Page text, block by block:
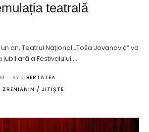
teatrală
an, Teatrul Național „Toša Jovanović” va
a Festivalului …
BY LIBERTATEA
ZRENIANIN / JITIŞTE